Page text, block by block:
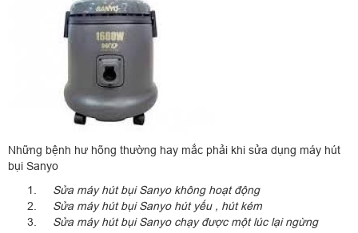
Những bệnh hư hõng thường hay mắc phải khi sửa dụng máy hút
bụi Sanyo
Sửa máy hút bụi Sanyo không hoạt động
Sửa máy hút bụi Sanyo hút yếu , hút kém
Sửa máy hút bụi Sanyo chạy được một lúc lại ngừng